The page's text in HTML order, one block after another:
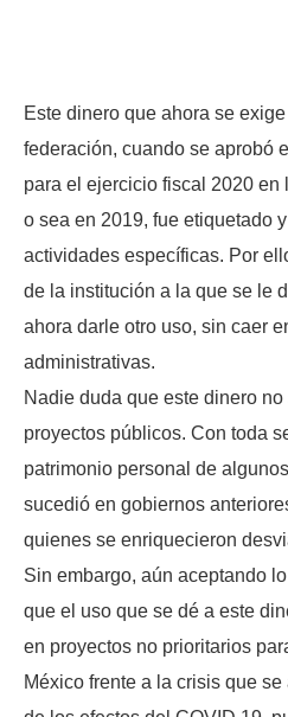
Este dinero que ahora se
federación, cuando se aprobó
para el ejercicio fiscal 2020 en
o sea en 2019, fue etiquetado
actividades específicas. Por
de la institución a la que se le
ahora darle otro uso, sin caer
administrativas.
Nadie duda que este dinero
proyectos públicos. Con toda
patrimonio personal de
sucedió en gobiernos
quienes se enriquecieron
Sin embargo, aún aceptando
que el uso que se dé a este
en proyectos no prioritarios
México frente a la crisis que